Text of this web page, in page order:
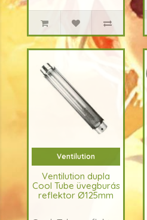
csökkenti. 2..
Ventilution
Ventilution dupla
Cool Tube üvegburás
reflektor Ø125mm